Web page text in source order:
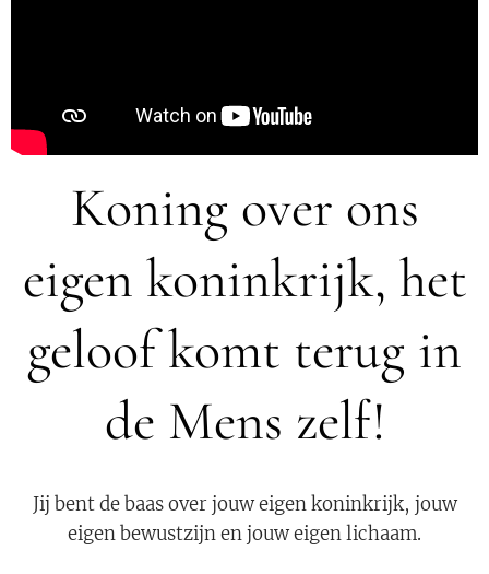
Koning over ons
eigen koninkrijk, het
geloof komt terug in
de Mens zelf!
Jij bent de baas over jouw eigen koninkrijk, jouw
eigen bewustzijn en jouw eigen lichaam.